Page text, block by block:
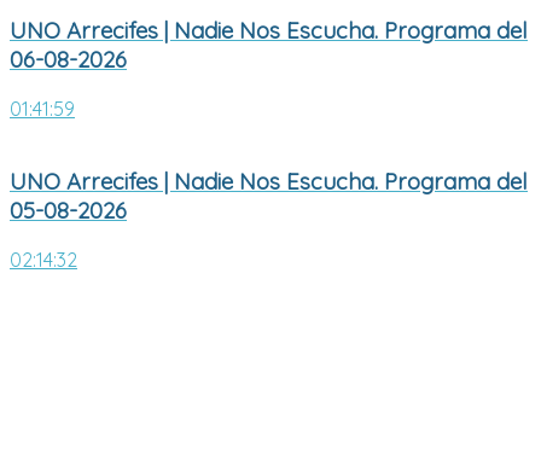
UNO Arrecifes | Nadie Nos Escucha. Programa del
06-08-2026
01:41:59
UNO Arrecifes | Nadie Nos Escucha. Programa del
05-08-2026
02:14:32